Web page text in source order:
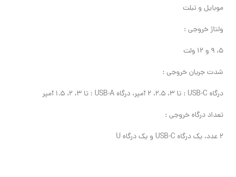
موبایل و تبلت
ولتاژ خروجی :
5، 9 و 12 ولت
شدت جریان خروجی :
درگاه USB-C : تا 3، 2.5، 2 آمپر، درگاه USB-A : تا 3، 2، 1.5 آمپر
تعداد درگاه خروجی :
2 عدد، یک درگاه USB-C و یک درگاه U